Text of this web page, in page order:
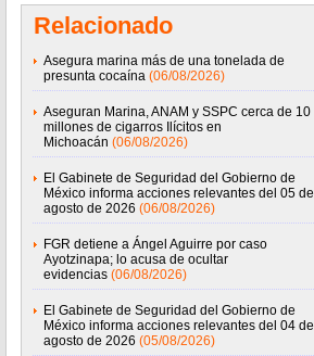
Relacionado
Asegura marina más de una tonelada de
presunta cocaína (06/08/2026)
Aseguran Marina, ANAM y SSPC cerca de 10
millones de cigarros Ilícitos en
Michoacán (06/08/2026)
El Gabinete de Seguridad del Gobierno de
México informa acciones relevantes del 05 de
agosto de 2026 (06/08/2026)
FGR detiene a Ángel Aguirre por caso
Ayotzinapa; lo acusa de ocultar
evidencias (06/08/2026)
El Gabinete de Seguridad del Gobierno de
México informa acciones relevantes del 04 de
agosto de 2026 (05/08/2026)